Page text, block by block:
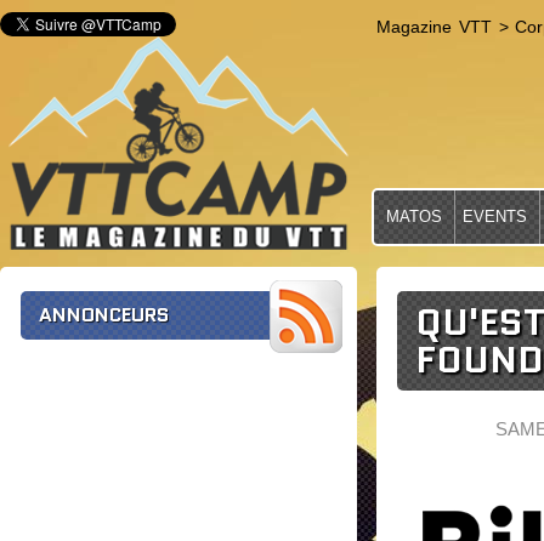
Magazine VTT>
MATOS EVENTS
ANNONCEURS